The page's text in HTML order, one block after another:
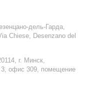
дель-Гарда,
Chiese, Desenzano del
г. Минск,
офис 309, помещение